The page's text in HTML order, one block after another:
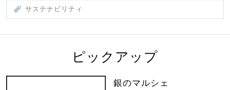
サステナビリティ
ピックアップ
銀のマルシェ